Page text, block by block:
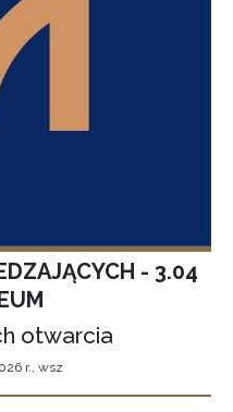
- 3.04
otwarcia
r., wsz